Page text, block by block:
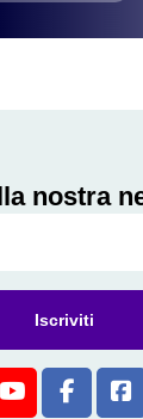
nostra
Iscriviti